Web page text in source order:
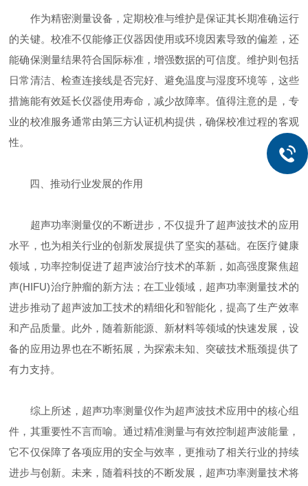
作为精密测量设备，定期校准与维护是保证其长期准确运行
的关键。校准不仅能修正仪器因使用或环境因素导致的偏差，还
能确保测量结果符合国际标准，增强数据的可信度。维护则包括
日常清洁、检查连接线是否完好、避免温度与湿度环境等，这些
措施能有效延长仪器使用寿命，减少故障率。值得注意的是，专
业的校准服务通常由第三方认证机构提供，确保校准过程的客观
性。
四、推动行业发展的作用
超声功率测量仪的不断进步，不仅提升了超声波技术的应用
水平，也为相关行业的创新发展提供了坚实的基础。在医疗健康
领域，功率控制促进了超声波治疗技术的革新，如高强度聚焦超
声(HIFU)治疗肿瘤的新方法；在工业领域，超声功率测量技术的
进步推动了超声波加工技术的精细化和智能化，提高了生产效率
和产品质量。此外，随着新能源、新材料等领域的快速发展，设
备的应用边界也在不断拓展，为探索未知、突破技术瓶颈提供了
有力支持。
综上所述，超声功率测量仪作为超声波技术应用中的核心组
件，其重要性不言而喻。通过精准测量与有效控制超声波能量，
它不仅保障了各项应用的安全与效率，更推动了相关行业的持续
进步与创新。未来，随着科技的不断发展，超声功率测量技术将